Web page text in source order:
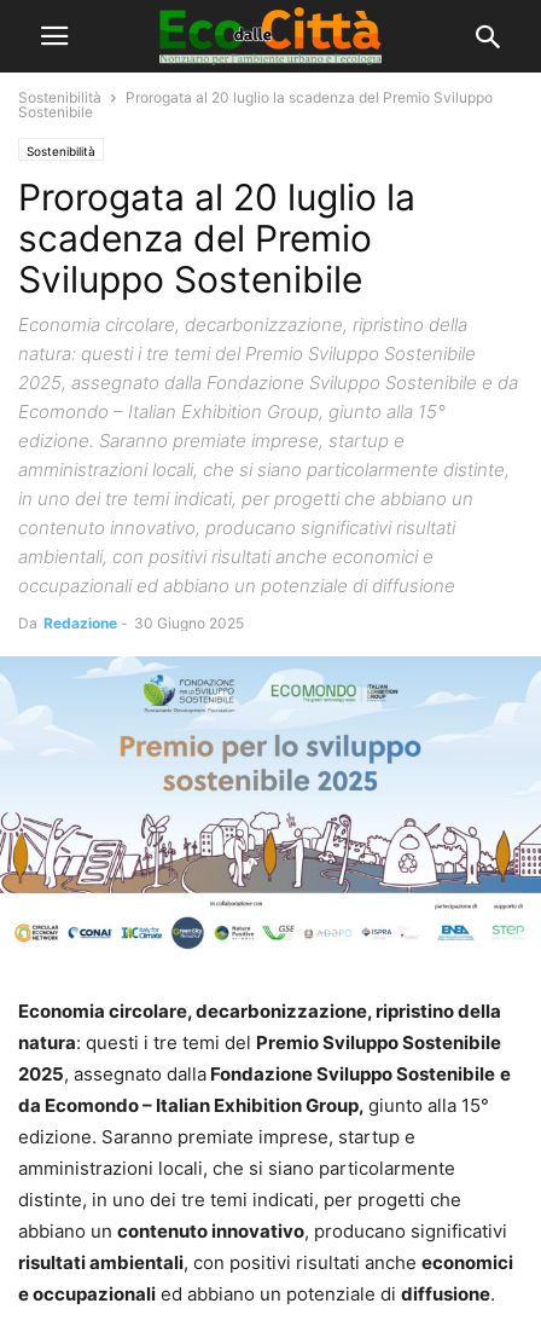
Sostenibilità
Prorogata al 20 luglio la scadenza del Premio Sviluppo
Sostenibile
Sostenibilità
Prorogata al 20 luglio la
scadenza del Premio
Sviluppo Sostenibile
Economia circolare, decarbonizzazione, ripristino della
natura: questi i tre temi del Premio Sviluppo Sostenibile
2025, assegnato dalla Fondazione Sviluppo Sostenibile e da
Ecomondo – Italian Exhibition Group, giunto alla 15°
edizione. Saranno premiate imprese, startup e
amministrazioni locali, che si siano particolarmente distinte,
in uno dei tre temi indicati, per progetti che abbiano un
contenuto innovativo, producano significativi risultati
ambientali, con positivi risultati anche economici e
occupazionali ed abbiano un potenziale di diffusione
Da Redazione - 30 Giugno 2025
Economia circolare, decarbonizzazione, ripristino della
natura: questi i tre temi del Premio Sviluppo Sostenibile
2025, assegnato dalla Fondazione Sviluppo Sostenibile e
da Ecomondo – Italian Exhibition Group, giunto alla 15°
edizione. Saranno premiate imprese, startup e
amministrazioni locali, che si siano particolarmente
distinte, in uno dei tre temi indicati, per progetti che
abbiano un contenuto innovativo, producano significativi
risultati ambientali, con positivi risultati anche economici
e occupazionali ed abbiano un potenziale di diffusione.